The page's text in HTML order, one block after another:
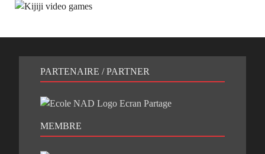
PARTENAIRE / PARTNER
MEMBRE